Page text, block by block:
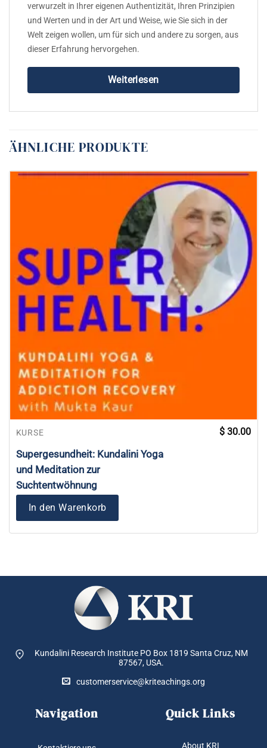
verwurzelt in Ihrer eigenen Authentizität, Ihren Prinzipien
und Werten und in der Art und Weise, wie Sie sich in der
Welt zeigen wollen, um für sich und andere zu sorgen, aus
dieser Erfahrung hervorgehen.
Weiterlesen
ÄHNLICHE PRODUKTE
KURSE
Supergesundheit: Kundalini Yoga
und Meditation zur
Suchtentwöhnung
$ 30.00
In den Warenkorb
Kundalini Research Institute PO Box 1819 Santa Cruz, NM
87567, USA.
customerservice@kriteachings.org
Navigation Quick Links
About KRI